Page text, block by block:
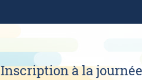
Inscription à la journée